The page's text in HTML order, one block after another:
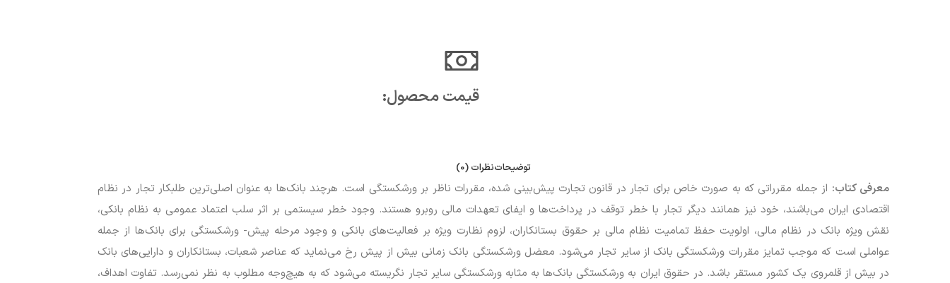
قیمت محصول:​
توضیحاتنظرات (0)
معرفی کتاب: از جمله مقرراتی که به صورت خاص برای تجار در قانون تجارت پیش‌بینی شده، مقررات ناظر بر ورشکستگی است. هرچند بانک‌ها به عنوان اصلی‌ترین طلبکار تجار در نظام
اقتصادی ایران می‌باشند، خود نیز همانند دیگر تجار با خطر توقف در پرداخت‌ها و ایفای تعهدات مالی روبرو هستند. وجود خطر سیستمی بر اثر سلب اعتماد عمومی به نظام بانکی،
نقش ویژه بانک در نظام مالی، اولویت حفظ تمامیت نظام مالی بر حقوق بستانکاران، لزوم نظارت ویژه بر فعالیت‌های بانکی و وجود مرحله پیش- ورشکستگی برای بانک‌ها از جمله
عواملی است که موجب تمایز مقررات ورشکستگی بانک از سایر تجار می‌شود. معضل ورشکستگی بانک زمانی بیش از پیش رخ می‌نماید که عناصر شعبات، بستانکاران و دارایی‌های بانک
در بیش از قلمروی یک کشور مستقر باشد. در حقوق ایران به ورشکستگی بانک‌ها به مثابه ورشکستگی سایر تجار نگریسته می‌شود که به هیچ‌وجه مطلوب به نظر نمی‌رسد. تفاوت اهداف،